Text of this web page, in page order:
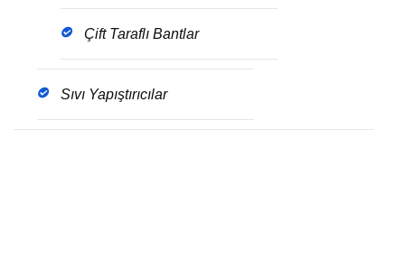
Çift Taraflı Bantlar
Sıvı Yapıştırıcılar